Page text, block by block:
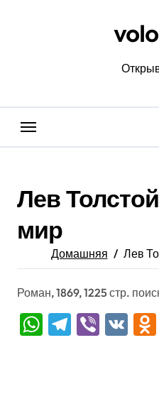
Лев
мир
Домашняя Лев
Роман, 1869, 1225 стр.
WhatsApp
Viber
VK